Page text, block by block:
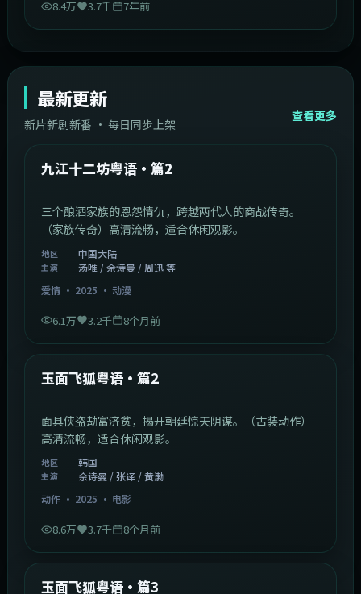
8.4万 3.7千 7年前
最新更新
新片新剧新番 · 每日同步上架
查看更多
最新
中国大陆 1:20:26
九江十二坊粤语·篇2
三个酿酒家族的恩怨情仇，跨越两代人的商战传奇。
（家族传奇）高清流畅，适合休闲观影。
地区 中国大陆
主演
汤唯 / 佘诗曼 / 周迅 等
爱情· 2025 · 动漫
6.1万 3.2千 8个月前
最新
玉面飞狐粤语·篇2
面具侠盗劫富济贫，揭开朝廷惊天阴谋。（古装动作）
高清流畅，适合休闲观影。
地区 韩国
主演
佘诗曼 / 张译 / 黄渤
动作· 2025 · 电影
8.6万 3.7千 8个月前
最新
玉面飞狐粤语·篇3